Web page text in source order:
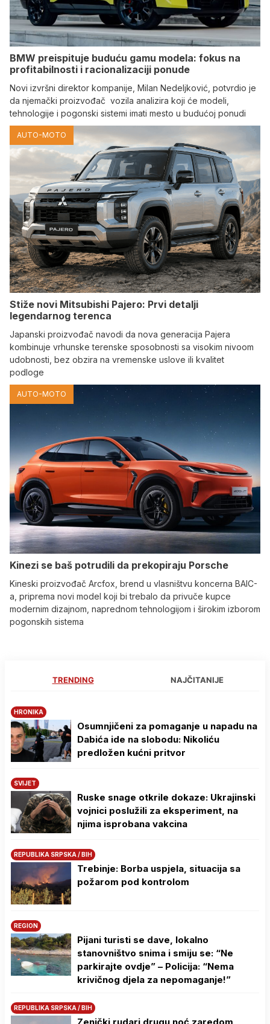
BMW preispituje buduću gamu modela: fokus na
profitabilnosti i racionalizaciji ponude
Novi izvršni direktor kompanije, Milan Nedeljković, potvrdio je
da njemački proizvođač vozila analizira koji će modeli,
tehnologije i pogonski sistemi imati mesto u budućoj ponudi
AUTO-MOTO
Stiže novi Mitsubishi Pajero: Prvi detalji
legendarnog terenca
Japanski proizvođač navodi da nova generacija Pajera
kombinuje vrhunske terenske sposobnosti sa visokim nivoom
udobnosti, bez obzira na vremenske uslove ili kvalitet
podloge
AUTO-MOTO
Kinezi se baš potrudili da prekopiraju Porsche
Kineski proizvođač Arcfox, brend u vlasništvu koncerna BAIC-
a, priprema novi model koji bi trebalo da privuče kupce
modernim dizajnom, naprednom tehnologijom i širokim izborom
pogonskih sistema
TRENDING NAJČITANIJE
HRONIKA
Osumnjičeni za pomaganje u napadu na
Dabića ide na slobodu: Nikoliću
predložen kućni pritvor
SVIJET
Ruske snage otkrile dokaze: Ukrajinski
vojnici poslužili za eksperiment, na
njima isprobana vakcina
REPUBLIKA SRPSKA / BIH
Trebinje: Borba uspjela, situacija sa
požarom pod kontrolom
REGION
Pijani turisti se dave, lokalno
stanovništvo snima i smiju se: “Ne
parkirajte ovdje” – Policija: “Nema
krivičnog djela za nepomaganje!”
REPUBLIKA SRPSKA / BIH
Zenički rudari drugu noć zaredom